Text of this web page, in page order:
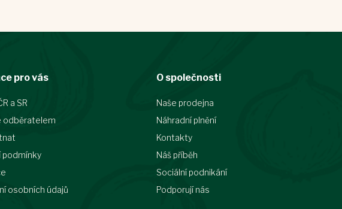
pro vás
a SR
odběratelem
podmínky
osobních údajů
O společnosti
Naše prodejna
Náhradní plnění
Kontakty
Náš příběh
Sociální podnikání
Podporují nás